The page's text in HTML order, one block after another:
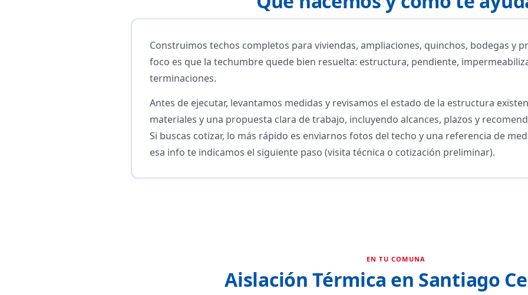
Construimos techos completos para viviendas, ampliaciones, quinchos, bodegas y
foco es que la techumbre quede bien resuelta: estructura, pendiente,
terminaciones.
Antes de ejecutar, levantamos medidas y revisamos el estado de la estructura
materiales y una propuesta clara de trabajo, incluyendo alcances, plazos y
Si buscas cotizar, lo más rápido es enviarnos fotos del techo y una referencia de
esa info te indicamos el siguiente paso (visita técnica o cotización preliminar).
EN TU COMUNA
Aislación Térmica en Santiago